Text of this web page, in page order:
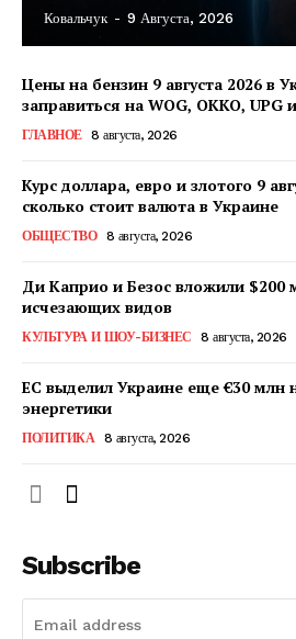
КавПолит
Ковальчук - 9 Августа, 2026
Цены на бензин 9 августа 2026 в
заправиться на WOG, OKKO, UPG
ГЛАВНОЕ 8 августа, 2026
Курс доллара, евро и злотого 9
сколько стоит валюта в Украине
ОБЩЕСТВО 8 августа, 2026
Ди Каприо и Безос вложили $200
исчезающих видов
КУЛЬТУРА И ШОУ-БИЗНЕС 8 августа, 2026
ЕС выделил Украине еще €30 млн
энергетики
ПОЛИТИКА 8 августа, 2026
Subscribe